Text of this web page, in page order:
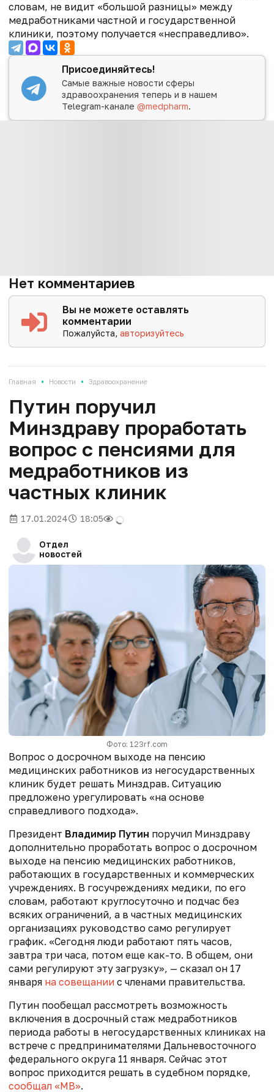
словам, не видит «большой разницы» между
медработниками частной и государственной
клиники, поэтому получается «несправедливо».
Присоединяйтесь!
Самые важные новости сферы
здравоохранения теперь и в нашем
Telegram-канале@medpharm.
Нет комментариев
Вы не можете оставлять
комментарии
Пожалуйста,авторизуйтесь
Главная • Новости • Здравоохранение
Путин поручил
Минздраву проработать
вопрос с пенсиями для
медработников из
частных клиник
17.01.2024 18:05
Отдел
новостей
Фото: 123rf.сom
Вопрос о досрочном выходе на пенсию
медицинских работников из негосударственных
клиник будет решать Минздрав. Ситуацию
предложено урегулировать «на основе
справедливого подхода».
Президент Владимир Путин поручил Минздраву
дополнительно проработать вопрос о досрочном
выходе на пенсию медицинских работников,
работающих в государственных и коммерческих
учреждениях. В госучреждениях медики, по его
словам, работают круглосуточно и подчас без
всяких ограничений, а в частных медицинских
организациях руководство само регулирует
график. «Сегодня люди работают пять часов,
завтра три часа, потом еще как-то. В общем, они
сами регулируют эту загрузку», — сказал он 17
января на совещании с членами правительства.
Путин пообещал рассмотреть возможность
включения в досрочный стаж медработников
периода работы в негосударственных клиниках на
встрече с предпринимателями Дальневосточного
федерального округа 11 января. Сейчас этот
вопрос приходится решать в судебном порядке,
сообщал «МВ».